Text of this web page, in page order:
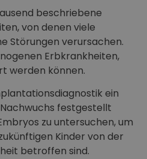
beschriebene
von denen viele
Störungen verursachen.
Erbkrankheiten,
werden können.
ein
festgestellt
zu untersuchen, um
Kinder von der
betroffen sind.